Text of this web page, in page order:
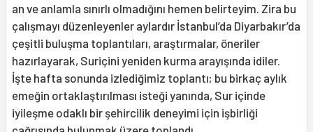
an ve anlamla sınırlı olmadığını hemen belirteyim. Zira bu
çalışmayı düzenleyenler aylardır İstanbul’da Diyarbakır’da
çeşitli buluşma toplantıları, araştırmalar, öneriler
hazırlayarak, Suriçini yeniden kurma arayışında idiler.
İşte hafta sonunda izlediğimiz toplantı; bu birkaç aylık
emeğin ortaklaştırılması isteği yanında, Sur içinde
iyileşme odaklı bir şehircilik deneyimi için işbirliği